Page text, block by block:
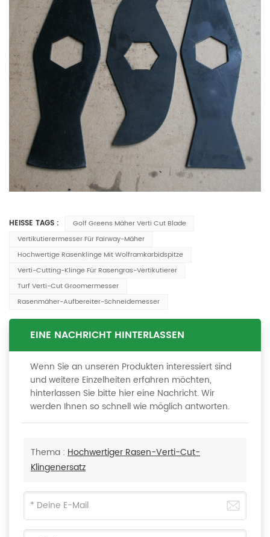
HEISSE TAGS :
Golf Greens Mäher Verti Cut Blade
Vertikutierermesser Für Fairway-Mäher
Hochwertige Rasenklinge Mit Wolframkarbidspitze
Verti-Cutting-Klinge Für Rasengras-Vertikutierer
Turf Verti-Cut Groomermesser
Rasenmäher-Aufbereiter-Schneidemesser
EINE NACHRICHT HINTERLASSEN
Wenn Sie an unseren Produkten interessiert sind
und weitere Einzelheiten erfahren möchten,
hinterlassen Sie bitte hier eine Nachricht. Wir
werden Ihnen so schnell wie möglich antworten.
Thema : Hochwertiger Rasen-Verti-Cut-
Klingenersatz